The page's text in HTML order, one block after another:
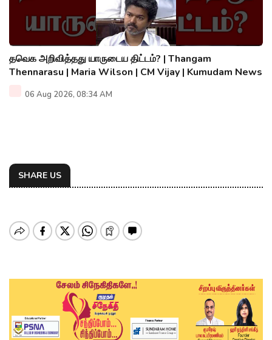
தவெக அறிவித்தது யாருடைய திட்டம்? | Thangam
Thennarasu | Maria Wilson | CM Vijay | Kumudam News
06 Aug 2026, 08:34 AM
SHARE US